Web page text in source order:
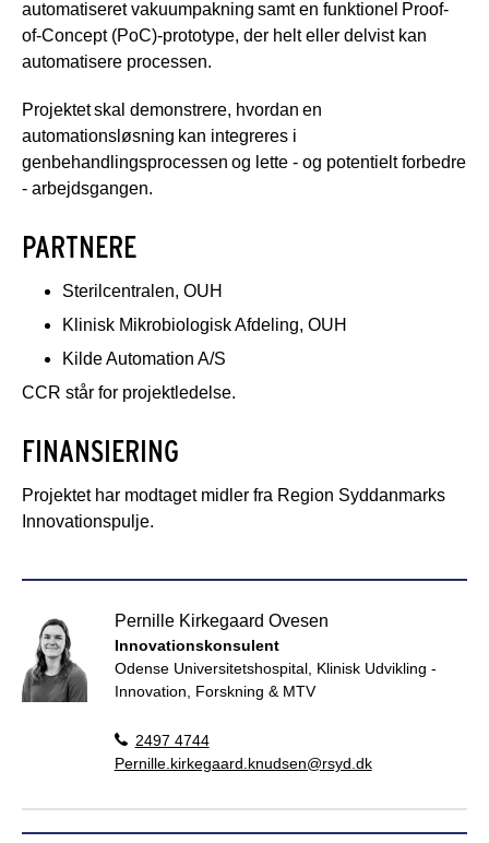
automatiseret vakuumpakning samt en funktionel Proof-
of-Concept (PoC)-prototype, der helt eller delvist kan
automatisere processen.
Projektet skal demonstrere, hvordan en
automationsløsning kan integreres i
genbehandlingsprocessen og lette - og potentielt forbedre
- arbejdsgangen.
PARTNERE
Sterilcentralen, OUH
Klinisk Mikrobiologisk Afdeling, OUH
Kilde Automation A/S
CCR står for projektledelse.
FINANSIERING
Projektet har modtaget midler fra Region Syddanmarks
Innovationspulje.
Pernille Kirkegaard Ovesen
Innovationskonsulent
Odense Universitetshospital, Klinisk Udvikling -
Innovation, Forskning & MTV
2497 4744
Pernille.kirkegaard.knudsen@rsyd.dk